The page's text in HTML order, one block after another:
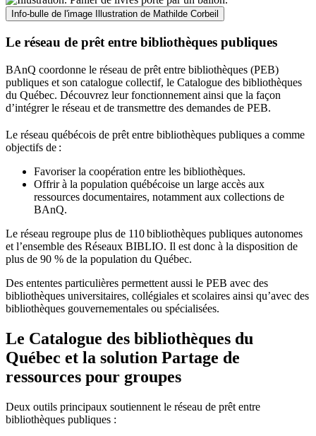
Info-bulle de l'image Illustration de Mathilde Corbeil
Le réseau de prêt entre bibliothèques publiques
BAnQ coordonne le réseau de prêt entre bibliothèques (PEB)
publiques et son catalogue collectif, le Catalogue des bibliothèques
du Québec. Découvrez leur fonctionnement ainsi que la façon
d’intégrer le réseau et de transmettre des demandes de PEB.
Le réseau québécois de prêt entre bibliothèques publiques a comme
objectifs de :
Favoriser la coopération entre les bibliothèques.
Offrir à la population québécoise un large accès aux
ressources documentaires, notamment aux collections de
BAnQ.
Le réseau regroupe plus de 110bibliothèques publiques autonomes
et l’ensemble des Réseaux BIBLIO. Il est donc à la disposition de
plus de 90 % de la population du Québec.
Des ententes particulières permettent aussi le PEB avec des
bibliothèques universitaires, collégiales et scolaires ainsi qu’avec des
bibliothèques gouvernementales ou spécialisées.
Le Catalogue des bibliothèques du
Québec et la solution Partage de
ressources pour groupes
Deux outils principaux soutiennent le réseau de prêt entre
bibliothèques publiques :